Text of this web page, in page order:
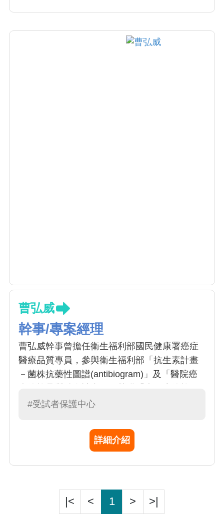
曹弘威
幹事/專案經理
曹弘威幹事曾擔任衛生福利部國民健康署癌症
醫療品質專員，參與衛生福利部「抗生素計畫
－菌株抗藥性圖譜(antibiogram)」及「醫院癌
王」及「口腔癌篩檢王」第一名，並曾擔任抗
認證醫院資格、優質醫院第二名、團體卓越獎
第三名等獎項，同時考取「ACLS(高級心臟救
#受試者保護中心
詳細介紹
|< < 1 > >|